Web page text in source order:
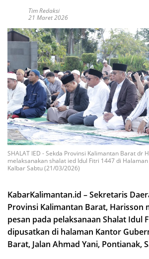
Tim Redaksi
21 Maret 2026
SHALAT IED - Sekda Provinsi Kalimantan Barat dr
melaksanakan shalat ied Idul Fitri 1447 di
Kalbar Sabtu (21/03/2026)
KabarKalimantan.id – Sekretaris
Provinsi Kalimantan Barat, Harisson
pesan pada pelaksanaan Shalat Idul
dipusatkan di halaman Kantor
Barat, Jalan Ahmad Yani, Pontianak,